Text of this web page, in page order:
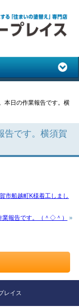
本日の作業報告です。横
告です。横須賀
市船越町K様着工しまし
報告です。（＾◇＾）
»
レイス